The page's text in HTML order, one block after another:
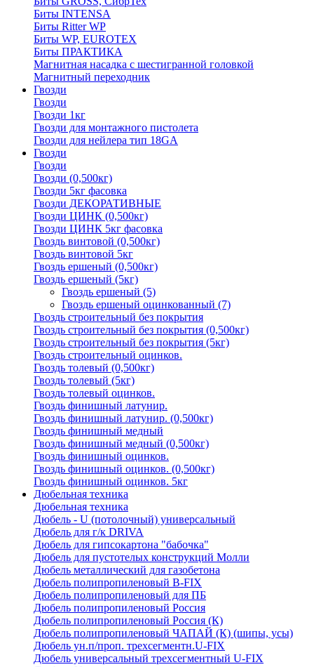
Биты INTENSA
Биты Ritter WP
Биты WP, EUROTEX
Биты ПРАКТИКА
Магнитная насадка с шестигранной головкой
Магнитный переходник
Гвозди
Гвозди
Гвозди 1кг
Гвозди для монтажного пистолета
Гвозди для нейлера тип 18GA
Гвозди
Гвозди
Гвозди (0,500кг)
Гвозди 5кг фасовка
Гвозди ДЕКОРАТИВНЫЕ
Гвозди ЦИНК (0,500кг)
Гвозди ЦИНК 5кг фасовка
Гвоздь винтовой (0,500кг)
Гвоздь винтовой 5кг
Гвоздь ершеный (0,500кг)
Гвоздь ершеный (5кг)
Гвоздь ершеный (5)
Гвоздь ершеный оцинкованный (7)
Гвоздь строительный без покрытия
Гвоздь строительный без покрытия (0,500кг)
Гвоздь строительный без покрытия (5кг)
Гвоздь строительный оцинков.
Гвоздь толевый (0,500кг)
Гвоздь толевый (5кг)
Гвоздь толевый оцинков.
Гвоздь финишный латунир.
Гвоздь финишный латунир. (0,500кг)
Гвоздь финишный медный
Гвоздь финишный медный (0,500кг)
Гвоздь финишный оцинков.
Гвоздь финишный оцинков. (0,500кг)
Гвоздь финишный оцинков. 5кг
Дюбельная техника
Дюбельная техника
Дюбель - U (потолочный) универсальный
Дюбель для г/к DRIVA
Дюбель для гипсокартона "бабочка"
Дюбель для пустотелых конструкций Молли
Дюбель металлический для газобетона
Дюбель полипропиленовый В-FIX
Дюбель полипропиленовый для ПБ
Дюбель полипропиленовый Россия
Дюбель полипропиленовый Россия (К)
Дюбель полипропиленовый ЧАПАЙ (К) (шипы, усы)
Дюбель ун.п/проп. трехсегментн.U-FIX
Дюбель универсальный трехсегментный U-FIX